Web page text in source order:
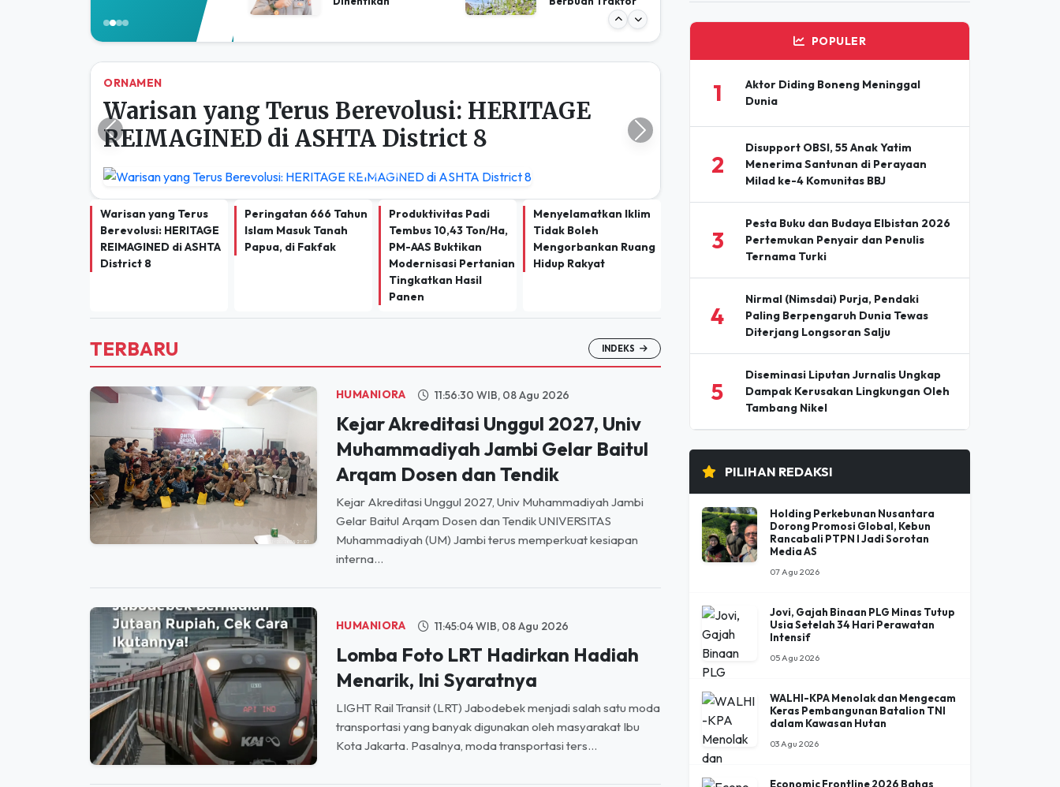
ORNAMEN
Warisan yang Terus Berevolusi: HERITAGE
REIMAGINED di ASHTA District 8
Previous
Warisan yang Terus
REIMAGINED di ASHTA
District 8
Peringatan 666 Tahun
Papua, di Fakfak
Produktivitas Padi
PM-AAS Buktikan
Modernisasi Pertanian
Tingkatkan Hasil
Panen
Mengorbankan Ruang
Hidup Rakyat
TERBARU
Kejar Akreditasi Unggul 2027, Univ
Muhammadiyah Jambi Gelar Baitul
Arqam Dosen dan Tendik
Kejar Akreditasi Unggul 2027, Univ Muhammadiyah Jambi
Gelar Baitul Arqam Dosen dan Tendik UNIVERSITAS
Muhammadiyah (UM) Jambi terus memperkuat kesiapan
interna...
HUMANIORA 11:45:04 WIB, 08 Agu 2026
Lomba Foto LRT Hadirkan Hadiah
Menarik, Ini Syaratnya
LIGHT Rail Transit (LRT) Jabodebek menjadi salah satu moda
transportasi yang banyak digunakan oleh masyarakat Ibu
Kota Jakarta. Pasalnya, moda transportasi ters...
POPULER
1
Aktor Diding Boneng Meninggal
2
Menerima Santunan di Perayaan
Milad ke-4 Komunitas BBJ
3
Pesta Buku dan Budaya Elbistan 2026
Pertemukan Penyair dan Penulis
Ternama Turki
4
Nirmal (Nimsdai) Purja, Pendaki
Paling Berpengaruh Dunia Tewas
Diterjang Longsoran Salju
5
Diseminasi Liputan Jurnalis Ungkap
Dampak Kerusakan Lingkungan Oleh
Tambang Nikel
Holding Perkebunan Nusantara
Media AS
07 Agu 2026
Jovi, Gajah Binaan PLG Minas Tutup
05 Agu 2026
WALHI-KPA Menolak dan Mengecam
03 Agu 2026
Economic Frontline 2026 Bahas